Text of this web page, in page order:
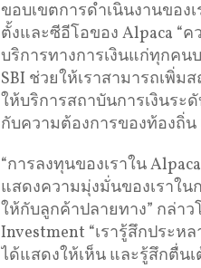
ขอบเขตการดำเนินงานของ
ตั้งและซีอีโอของ Alpaca “
บริการทางการเงินแก่ทุกค
SBI ช่วยให้เราสามารถเพิ่ม
ให้บริการสถาบันการเงินร
กับความต้องการของท้องถิ่
“การลงทุนของเราใน
แสดงความมุ่งมั่นของเราใ
ให้กับลูกค้าปลายทาง” กล่าว
Investment “เรารู้สึกประห
ได้แสดงให้เห็น และรู้สึกตื่น